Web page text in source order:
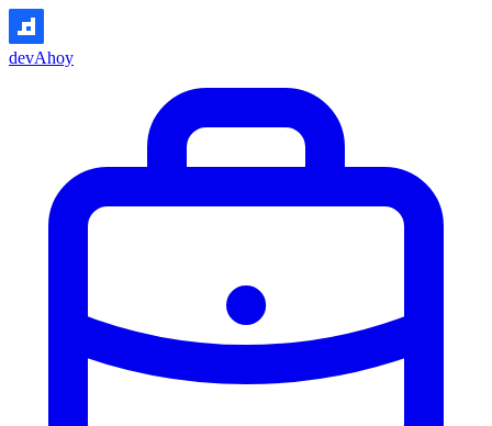
devAhoy